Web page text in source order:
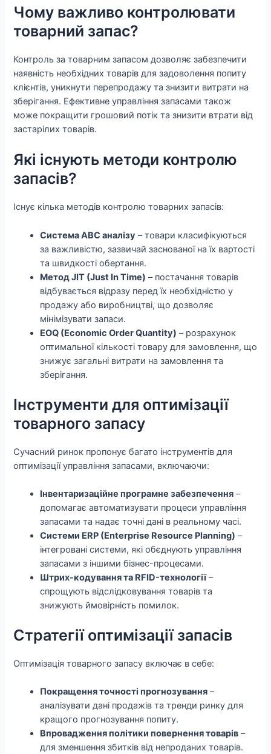
Чому важливо контролювати
товарний запас?
Контроль за товарним запасом дозволяє забезпечити
наявність необхідних товарів для задоволення попиту
клієнтів, уникнути перепродажу та знизити витрати на
зберігання. Ефективне управління запасами також
може покращити грошовий потік та знизити втрати від
застарілих товарів.
Які існують методи контролю
запасів?
Існує кілька методів контролю товарних запасів:
Система ABC аналізу – товари класифікуються
за важливістю, зазвичай заснованої на їх вартості
та швидкості обертання.
Метод JIT (Just In Time) – постачання товарів
відбувається відразу перед їх необхідністю у
продажу або виробництві, що дозволяє
мінімізувати запаси.
EOQ (Economic Order Quantity) – розрахунок
оптимальної кількості товару для замовлення, що
знижує загальні витрати на замовлення та
зберігання.
Інструменти для оптимізації
товарного запасу
Сучасний ринок пропонує багато інструментів для
оптимізації управління запасами, включаючи:
Інвентаризаційне програмне забезпечення –
допомагає автоматизувати процеси управління
запасами та надає точні дані в реальному часі.
Системи ERP (Enterprise Resource Planning) –
інтегровані системи, які обєднують управління
запасами з іншими бізнес-процесами.
Штрих-кодування та RFID-технології–
спрощують відслідковування товарів та
знижують ймовірність помилок.
Стратегії оптимізації запасів
Оптимізація товарного запасу включає в себе:
Покращення точності прогнозування –
аналізувати дані продажів та тренди ринку для
кращого прогнозування попиту.
Впровадження політики повернення товарів –
для зменшення збитків від непроданих товарів.